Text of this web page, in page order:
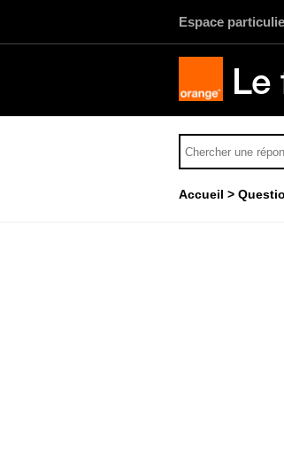
Espace
Le
Accueil